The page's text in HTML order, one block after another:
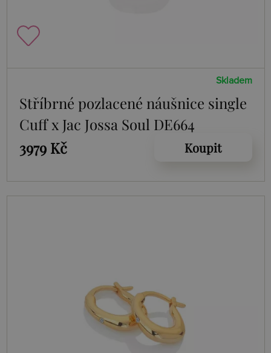
Skladem
Stříbrné pozlacené náušnice single
Cuff x Jac Jossa Soul DE664
3979 Kč
Koupit